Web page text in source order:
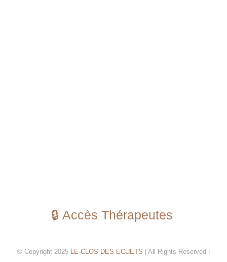
🔒 Accès Thérapeutes
© Copyright 2025 LE CLOS DES ECUETS | All Rights Reserved |